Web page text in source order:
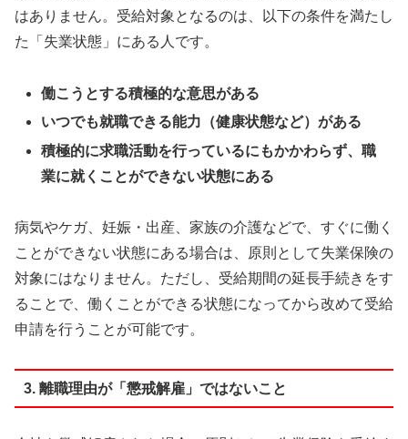
はありません。受給対象となるのは、以下の条件を満たし
た「失業状態」にある人です。
働こうとする積極的な意思がある
いつでも就職できる能力（健康状態など）がある
積極的に求職活動を行っているにもかかわらず、職
業に就くことができない状態にある
病気やケガ、妊娠・出産、家族の介護などで、すぐに働く
ことができない状態にある場合は、原則として失業保険の
対象にはなりません。ただし、受給期間の延長手続きをす
ることで、働くことができる状態になってから改めて受給
申請を行うことが可能です。
3. 離職理由が「懲戒解雇」ではないこと